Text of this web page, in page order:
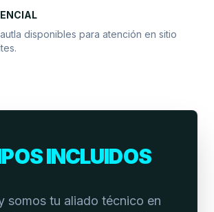
disponibles para atención en sitio
INCLUIDOS
somos tu aliado técnico en